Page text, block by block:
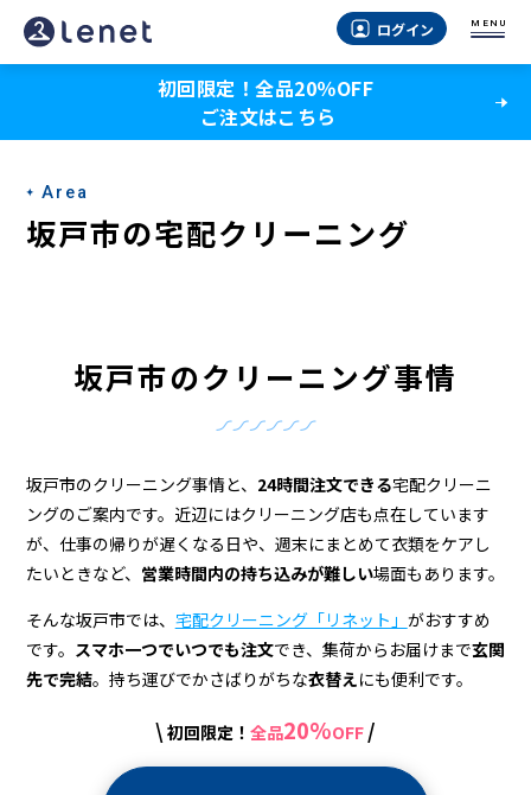
坂
戸
の
ク
リ
＆
宅
配
ク
リ
ー
ログイン MENU
初回限定！全品20％OFF
ご注文はこちら
Area
坂戸市の宅配クリーニング
坂戸市のクリーニング事情
坂戸市のクリーニング事情と、 24時間注文できる宅配クリーニ
ングのご案内です。近辺にはクリーニング店も点在しています
が、仕事の帰りが遅くなる日や、週末にまとめて衣類をケアし
たいときなど、 営業時間内の持ち込みが難しい場面もあります。
そんな坂戸市では、 宅配クリーニング「リネット」 がおすすめ
です。 スマホ一つでいつでも注文でき、集荷からお届けまで玄関
先で完結。持ち運びでかさばりがちな衣替えにも便利です。
\ 初回限定！ 全品20%OFF /